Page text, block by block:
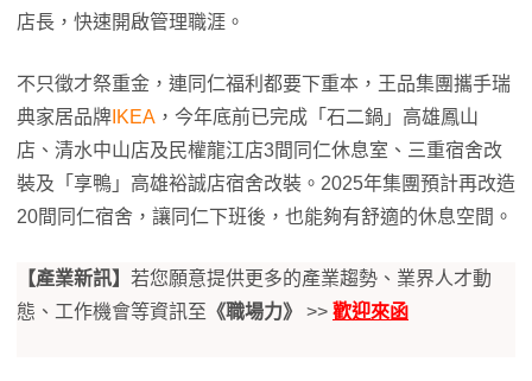
店長，快速開啟管理職涯。
不只徵才祭重金，連同仁福利都要下重本，王品集團攜手瑞
典家居品牌 IKEA ，今年底前已完成「石二鍋」高雄鳳山
店、清水中山店及民權龍江店3間同仁休息室、三重宿舍改
裝及「享鴨」高雄裕誠店宿舍改裝。2025年集團預計再改造
20間同仁宿舍，讓同仁下班後，也能夠有舒適的休息空間。
【產業新訊】 若您願意提供更多的產業趨勢、業界人才動
態、工作機會等資訊至 《職場力》 >> 歡迎來函